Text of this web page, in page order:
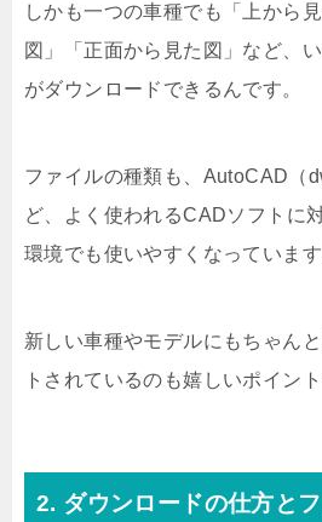
しかも一つの車種でも「上から
図」「正面から見た図」など、
がダウンロードできるんです。
ファイルの種類も、AutoCAD（
ど、よく使われるCADソフトに
環境でも使いやすくなっています
新しい車種やモデルにもちゃん
トされているのも嬉しいポイント
2. ダウンロードの仕方と